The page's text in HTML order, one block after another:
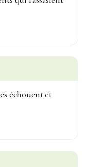
échouent et